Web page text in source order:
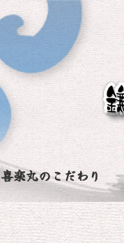
喜楽丸のこだわり